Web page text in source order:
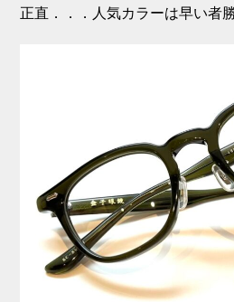
正直．．．人気カラーは早い者